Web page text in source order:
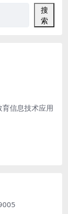
搜
索
信息技术应用